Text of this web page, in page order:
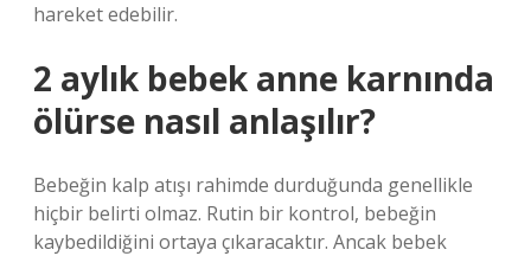
hareket edebilir.
2 aylık bebek anne karnında
ölürse nasıl anlaşılır?
Bebeğin kalp atışı rahimde durduğunda genellikle
hiçbir belirti olmaz. Rutin bir kontrol, bebeğin
kaybedildiğini ortaya çıkaracaktır. Ancak bebek